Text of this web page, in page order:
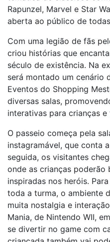
Rapunzel, Marvel e Star
aberta ao público de
Com uma legião de fãs
criou histórias que
século de existência. Na
será montado um cenário
Eventos do Shopping
diversas salas,
interativas para crianças
O passeio começa pela
instagramável, que conta
seguida, os visitantes
onde as crianças poderão
inspiradas nos heróis.
toda a turma, o ambiente
muita nostalgia e
Mania, de Nintendo WII,
se divertir no game com